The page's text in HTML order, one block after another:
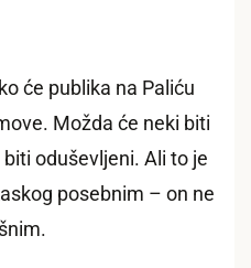
će publika na Paliću
Možda će neki biti
oduševljeni. Ali to je
posebnim – on ne